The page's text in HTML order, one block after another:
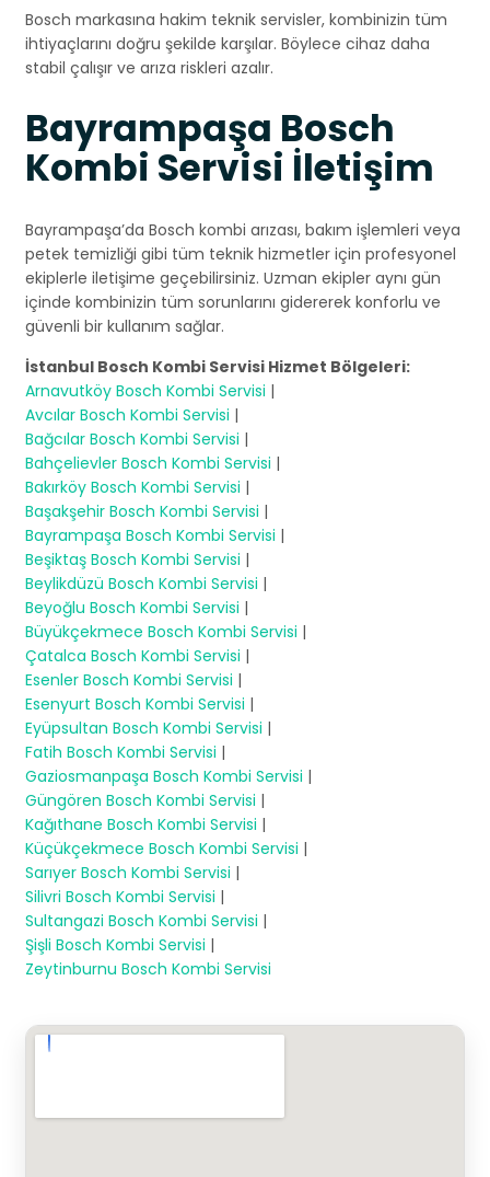
Bosch markasına hakim teknik servisler, kombinizin tüm
ihtiyaçlarını doğru şekilde karşılar. Böylece cihaz daha
stabil çalışır ve arıza riskleri azalır.
Bayrampaşa Bosch
Kombi Servisi İletişim
Bayrampaşa’da Bosch kombi arızası, bakım işlemleri veya
petek temizliği gibi tüm teknik hizmetler için profesyonel
ekiplerle iletişime geçebilirsiniz. Uzman ekipler aynı gün
içinde kombinizin tüm sorunlarını gidererek konforlu ve
güvenli bir kullanım sağlar.
İstanbul Bosch Kombi Servisi Hizmet Bölgeleri:
Arnavutköy Bosch Kombi Servisi |
Avcılar Bosch Kombi Servisi |
Bağcılar Bosch Kombi Servisi |
Bahçelievler Bosch Kombi Servisi |
Bakırköy Bosch Kombi Servisi |
Başakşehir Bosch Kombi Servisi |
Bayrampaşa Bosch Kombi Servisi |
Beşiktaş Bosch Kombi Servisi |
Beylikdüzü Bosch Kombi Servisi |
Beyoğlu Bosch Kombi Servisi |
Büyükçekmece Bosch Kombi Servisi |
Çatalca Bosch Kombi Servisi |
Esenler Bosch Kombi Servisi |
Esenyurt Bosch Kombi Servisi |
Eyüpsultan Bosch Kombi Servisi |
Fatih Bosch Kombi Servisi |
Gaziosmanpaşa Bosch Kombi Servisi |
Güngören Bosch Kombi Servisi |
Kağıthane Bosch Kombi Servisi |
Küçükçekmece Bosch Kombi Servisi |
Sarıyer Bosch Kombi Servisi |
Silivri Bosch Kombi Servisi |
Sultangazi Bosch Kombi Servisi |
Şişli Bosch Kombi Servisi |
Zeytinburnu Bosch Kombi Servisi